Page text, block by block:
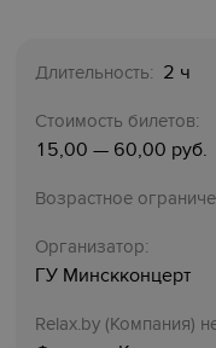
Длительность: 2 ч
Стоимость билетов:
15,00 — 60,00 руб.
Возрастное
Организатор:
ГУ Минскконцерт
Relaх.by (Компания)